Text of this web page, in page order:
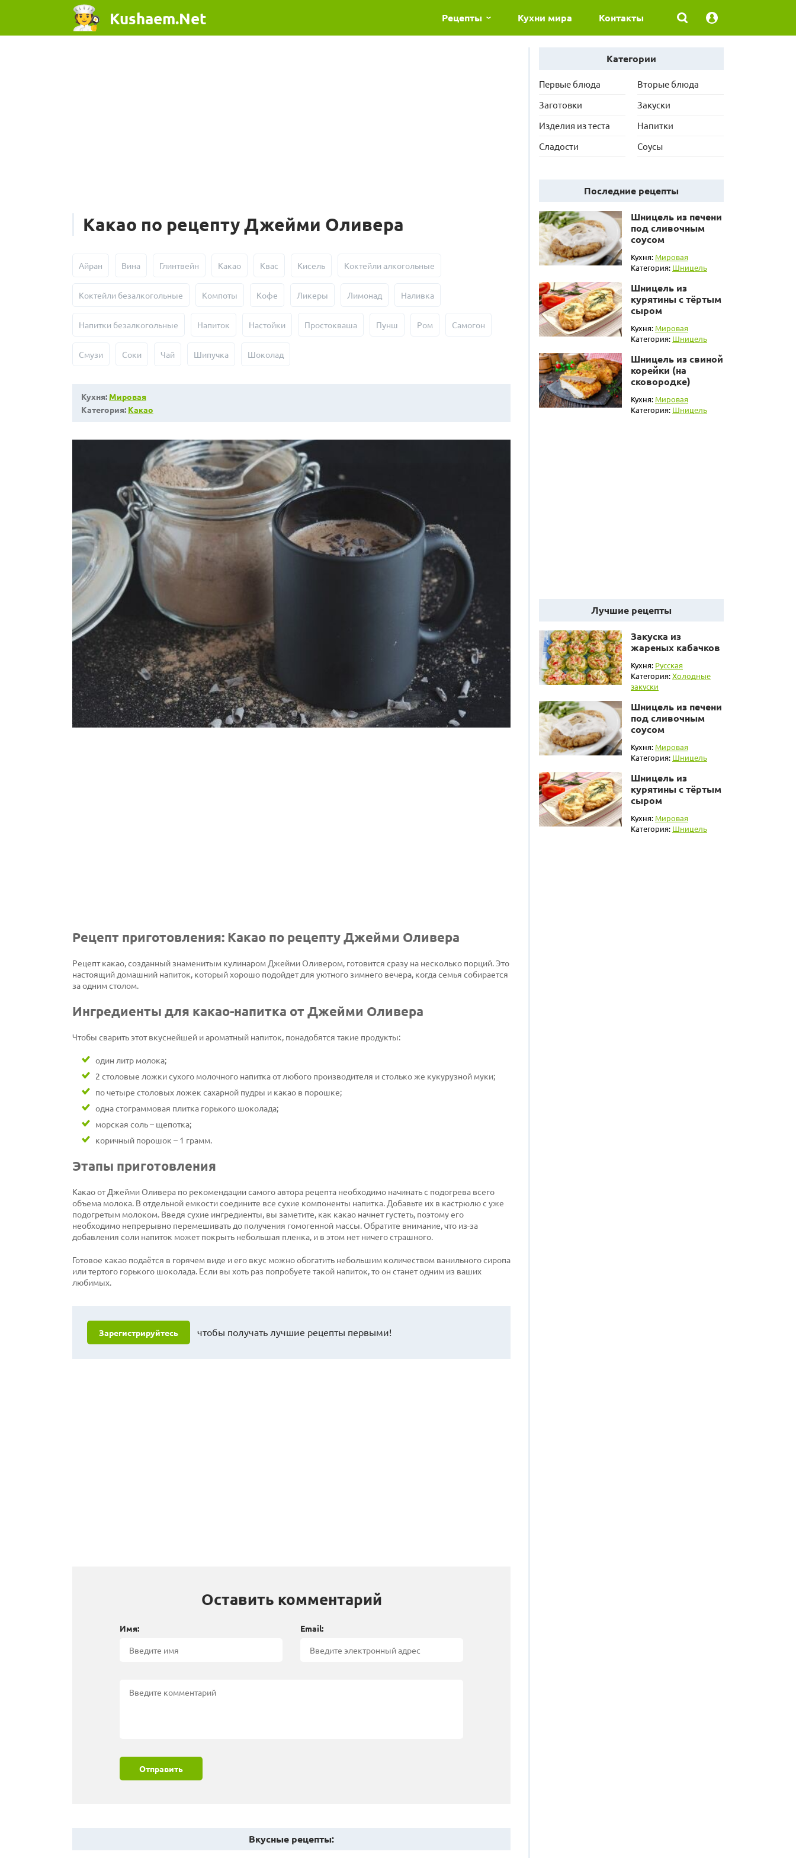
Kushaem.Net Рецепты Кухни мира Контакты
Какао по рецепту Джейми Оливера
Айран Вина Глинтвейн Какао Квас Кисель Коктейли алкогольные
Коктейли безалкогольные Компоты Кофе Ликеры Лимонад Наливка
Напитки безалкогольные Напиток Настойки Простокваша Пунш Ром Самогон
Смузи Соки Чай Шипучка Шоколад
Кухня: Мировая
Категория: Какао
Рецепт приготовления: Какао по рецепту Джейми Оливера
Рецепт какао, созданный знаменитым кулинаром Джейми Оливером, готовится сразу на несколько порций. Это
настоящий домашний напиток, который хорошо подойдет для уютного зимнего вечера, когда семья собирается
за одним столом.
Ингредиенты для какао-напитка от Джейми Оливера
Чтобы сварить этот вкуснейшей и ароматный напиток, понадобятся такие продукты:
один литр молока;
2 столовые ложки сухого молочного напитка от любого производителя и столько же кукурузной муки;
по четыре столовых ложек сахарной пудры и какао в порошке;
одна стограммовая плитка горького шоколада;
морская соль – щепотка;
коричный порошок – 1 грамм.
Этапы приготовления
Какао от Джейми Оливера по рекомендации самого автора рецепта необходимо начинать с подогрева всего
объема молока. В отдельной емкости соедините все сухие компоненты напитка. Добавьте их в кастрюлю с уже
подогретым молоком. Введя сухие ингредиенты, вы заметите, как какао начнет густеть, поэтому его
необходимо непрерывно перемешивать до получения гомогенной массы. Обратите внимание, что из-за
добавления соли напиток может покрыть небольшая пленка, и в этом нет ничего страшного.
Готовое какао подаётся в горячем виде и его вкус можно обогатить небольшим количеством ванильного сиропа
или тертого горького шоколада. Если вы хоть раз попробуете такой напиток, то он станет одним из ваших
любимых.
Зарегистрируйтесь чтобы получать лучшие рецепты первыми!
Оставить комментарий
Имя: Email:
Отправить
Вкусные рецепты:
Категории
Первые блюда
Вторые блюда
Заготовки
Закуски
Изделия из теста
Напитки
Сладости
Соусы
Последние рецепты
Шницель из печени
под сливочным
соусом
Кухня: Мировая
Категория: Шницель
Шницель из
курятины с тёртым
сыром
Кухня: Мировая
Категория: Шницель
Шницель из свиной
корейки (на
сковородке)
Кухня: Мировая
Категория: Шницель
Лучшие рецепты
Закуска из
жареных кабачков
Кухня: Русская
Категория:Холодные
закуски
Шницель из печени
под сливочным
соусом
Кухня: Мировая
Категория: Шницель
Шницель из
курятины с тёртым
сыром
Кухня: Мировая
Категория: Шницель